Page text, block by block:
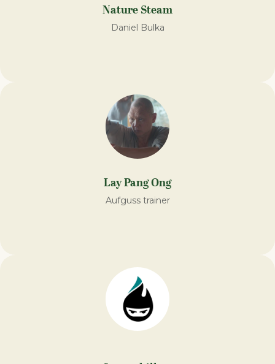
Nature Steam
Daniel Bulka
Lay Pang Ong
Aufguss trainer